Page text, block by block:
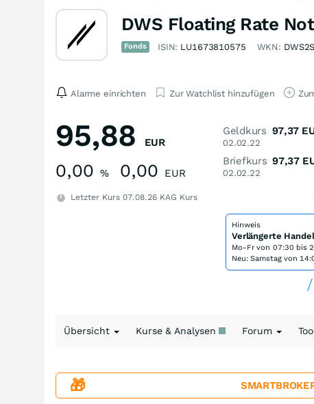
DWS Floating Rate
Fonds ISIN: LU1673810575 WKN:
Alarme einrichten Zur Watchlist hinzufügen
95,88 EUR
0,00 % 0,00 EUR
Letzter Kurs 07.08.26 KAG Kurs
Geldkurs
02.02.22
97,37
Briefkurs
02.02.22
97,37
Hinweis
Verlängerte
Mo-Fr von 07:30 bis
Neu: Samstag von
Übersicht Kurse & Analysen Forum
🎁